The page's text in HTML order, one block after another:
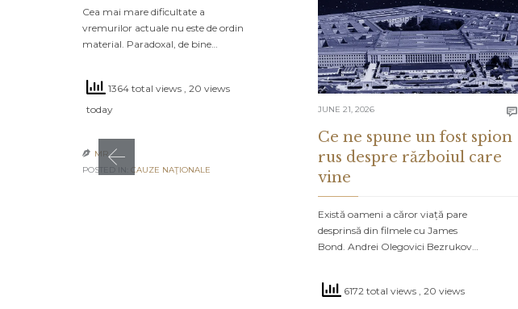
Cea mai mare dificultate a
vremurilor actuale nu este de ordin
material. Paradoxal, de bine…
1364 total views , 20 views
today
 MR
POSTED IN: CAUZE NAŢIONALE
JUNE 21, 2026 
Ce ne spune un fost spion
rus despre războiul care
vine
Există oameni a căror viață pare
desprinsă din filmele cu James
Bond. Andrei Olegovici Bezrukov…
6172 total views , 20 views